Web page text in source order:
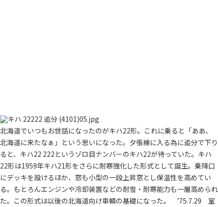
北海道でいつもお世話になったのがキハ22形。これに乗ると「ああ、
北海道に来たなぁ」という思いになった。夕張線に入る為に追分で下り
ると、キハ22 222というゾロ目ナンバーのキハ22が待っていた。キハ
22形は1959年キハ21形をさらに耐寒強化した形式として誕生。乗降口
にデッキを設けるほか、窓も小型の一段上昇窓とし保温性を高めてい
る。もとろんエンジンや冷却装置などの耐雪・耐寒能力も一層高められ
た。この形式は以後の北海道向け車輌の基礎になった。 ’75.7.29 室